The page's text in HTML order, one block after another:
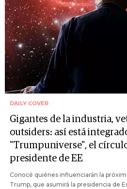
DAILY COVER
Gigantes de la industria,
outsiders: así está
"Trumpuniverse", el
presidente de EE
Conocé quiénes influenciarán la
Trump, que asumirá la presidencia de